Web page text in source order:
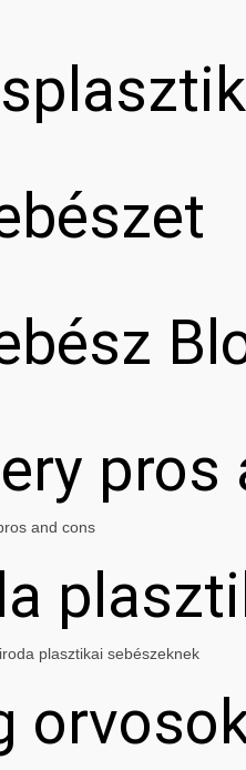
pros
and cons
plasztikai sebészeknek